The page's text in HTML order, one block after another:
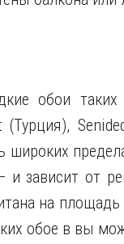
обои таких
широких
и зависит от
на
обое в вы